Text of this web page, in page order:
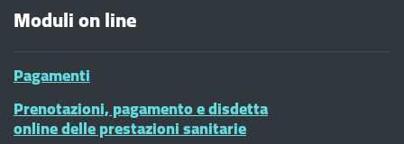
Moduli on line
Pagamenti
Prenotazioni, pagamento e disdetta
online delle prestazioni sanitarie